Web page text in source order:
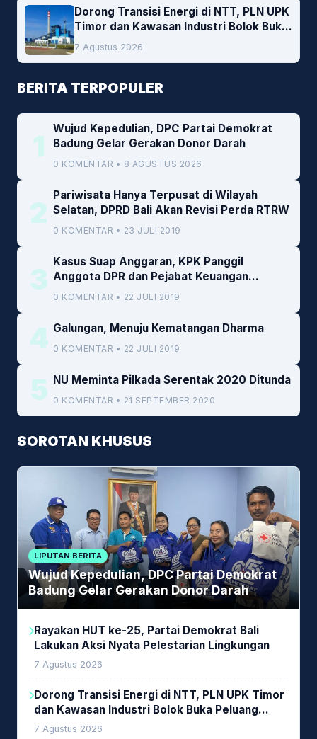
Dorong Transisi Energi di NTT, PLN UPK
Timor dan Kawasan Industri Bolok Buka
Peluang Investasi Woodchip untuk
Cofiring PLTU Bolok
7 Agustus 2026
BERITA TERPOPULER
1
Wujud Kepedulian, DPC Partai Demokrat
Badung Gelar Gerakan Donor Darah
0 KOMENTAR • 8 AGUSTUS 2026
2
Pariwisata Hanya Terpusat di Wilayah
Selatan, DPRD Bali Akan Revisi Perda RTRW
0 KOMENTAR • 23 JULI 2019
3
Kasus Suap Anggaran, KPK Panggil
Anggota DPR dan Pejabat Keuangan
Kemenkeu
0 KOMENTAR • 22 JULI 2019
4 Galungan, Menuju Kematangan Dharma
0 KOMENTAR • 22 JULI 2019
5 NU Meminta Pilkada Serentak 2020 Ditunda
0 KOMENTAR • 21 SEPTEMBER 2020
SOROTAN KHUSUS
LIPUTAN BERITA
Wujud Kepedulian, DPC Partai Demokrat
Badung Gelar Gerakan Donor Darah
Rayakan HUT ke-25, Partai Demokrat Bali
Lakukan Aksi Nyata Pelestarian Lingkungan
7 Agustus 2026
Dorong Transisi Energi di NTT, PLN UPK Timor
dan Kawasan Industri Bolok Buka Peluang
Investasi Woodchip untuk Cofiring PLTU Bolok
7 Agustus 2026